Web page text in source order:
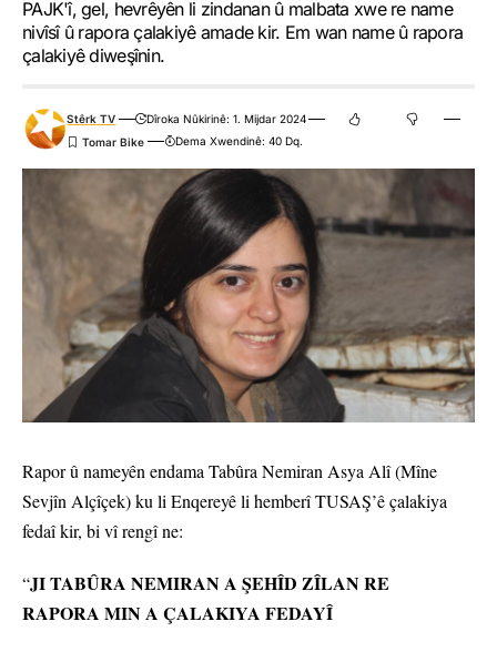
PAJK'î, gel, hevrêyên li zindanan û malbata xwe re name
nivîsî û rapora çalakiyê amade kir. Em wan name û rapora
çalakiyê diweşînin.
Stêrk TV
Dîroka Nûkirinê: 1. Mijdar 2024
Dema Xwendinê: 40 Dq.
Rapor û nameyên endama Tabûra Nemiran Asya Alî (Mîne
Sevjîn Alçîçek) ku li Enqereyê li hemberî TUSAŞ’ê çalakiya
fedaî kir, bi vî rengî ne:
“JI TABÛRA NEMIRAN A ŞEHÎD ZÎLAN RE
RAPORA MIN A ÇALAKIYA FEDAYÎ